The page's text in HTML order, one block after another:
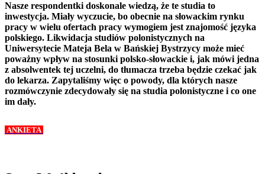
Nasze respondentki doskonale wiedzą, że te studia to
inwestycja. Miały wyczucie, bo obecnie na słowackim rynku
pracy w wielu ofertach pracy wymogiem jest znajomość języka
polskiego. Likwidacja studiów polonistycznych na
Uniwersytecie Mateja Bela w Bańskiej Bystrzycy może mieć
poważny wpływ na stosunki polsko-słowackie i, jak mówi jedna
z absolwentek tej uczelni, do tłumacza trzeba będzie czekać jak
do lekarza. Zapytaliśmy więc o powody, dla których nasze
rozmówczynie zdecydowały się na studia polonistyczne i co one
im dały.
ANKIETA